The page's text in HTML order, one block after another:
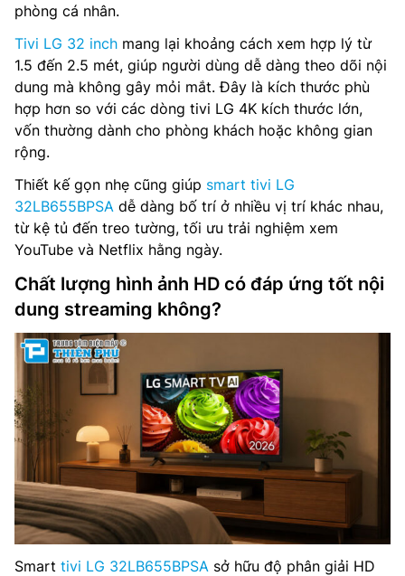
phòng cá nhân.
Tivi LG 32 inch mang lại khoảng cách xem hợp lý từ
1.5 đến 2.5 mét, giúp người dùng dễ dàng theo dõi nội
dung mà không gây mỏi mắt. Đây là kích thước phù
hợp hơn so với các dòng tivi LG 4K kích thước lớn,
vốn thường dành cho phòng khách hoặc không gian
rộng.
Thiết kế gọn nhẹ cũng giúp smart tivi LG
32LB655BPSA dễ dàng bố trí ở nhiều vị trí khác nhau,
từ kệ tủ đến treo tường, tối ưu trải nghiệm xem
YouTube và Netflix hằng ngày.
Chất lượng hình ảnh HD có đáp ứng tốt nội
dung streaming không?
Smart tivi LG 32LB655BPSA sở hữu độ phân giải HD